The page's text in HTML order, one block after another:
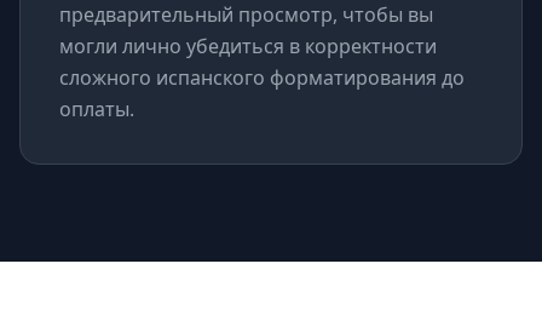
предварительный просмотр, чтобы вы
могли лично убедиться в корректности
сложного испанского форматирования до
оплаты.